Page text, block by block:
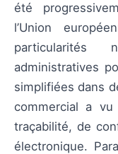
été
l’Union
particularités
administratives
simplifiées dans
commercial a
traçabilité, de
électronique.